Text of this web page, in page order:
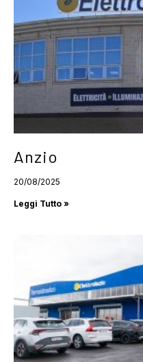
Anzio
20/08/2025
Leggi Tutto »